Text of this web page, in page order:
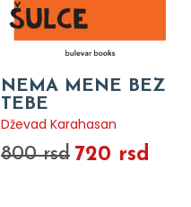
NEMA MENE BEZ
TEBE
Dževad Karahasan
800 rsd 720 rsd